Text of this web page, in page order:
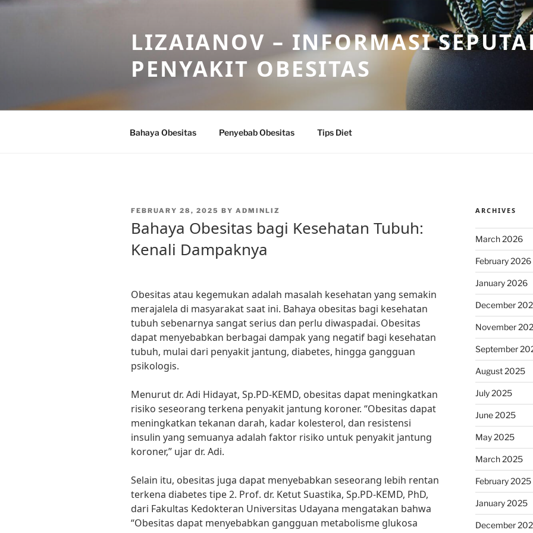
Skip
LIZAIANOV – INFORMASI
PENYAKIT OBESITAS
Bahaya Obesitas Penyebab Obesitas Tips Diet
POSTED
FEBRUARY 28, 2025 BY ADMINLIZ
Bahaya Obesitas bagi Kesehatan Tubuh:
Kenali Dampaknya
Obesitas atau kegemukan adalah masalah kesehatan yang semakin
merajalela di masyarakat saat ini. Bahaya obesitas bagi kesehatan
tubuh sebenarnya sangat serius dan perlu diwaspadai. Obesitas
dapat menyebabkan berbagai dampak yang negatif bagi kesehatan
tubuh, mulai dari penyakit jantung, diabetes, hingga gangguan
psikologis.
Menurut dr. Adi Hidayat, Sp.PD-KEMD, obesitas dapat meningkatkan
risiko seseorang terkena penyakit jantung koroner. “Obesitas dapat
meningkatkan tekanan darah, kadar kolesterol, dan resistensi
insulin yang semuanya adalah faktor risiko untuk penyakit jantung
koroner,” ujar dr. Adi.
Selain itu, obesitas juga dapat menyebabkan seseorang lebih rentan
terkena diabetes tipe 2. Prof. dr. Ketut Suastika, Sp.PD-KEMD, PhD,
dari Fakultas Kedokteran Universitas Udayana mengatakan bahwa
“Obesitas dapat menyebabkan gangguan metabolisme glukosa
ARCHIVES
March 2026
February 2026
January 2026
December
November
September
August 2025
July 2025
June 2025
May 2025
March 2025
February 2025
January 2025
December